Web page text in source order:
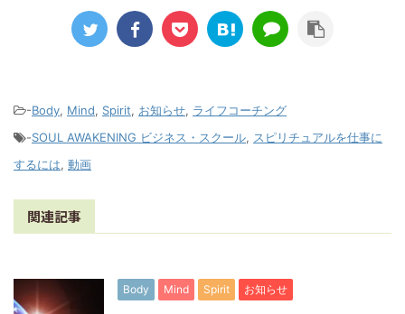
-Body, Mind, Spirit, お知らせ, ライフコーチング
-SOUL AWAKENING ビジネス・スクール, スピリチュアルを仕事に
するには, 動画
関連記事
Body Mind Spirit お知らせ